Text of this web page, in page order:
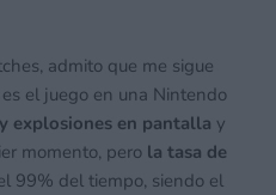
admito que me sigue
el juego en una Nintendo
explosiones en pantalla y
momento, pero la tasa de
99% del tiempo, siendo el